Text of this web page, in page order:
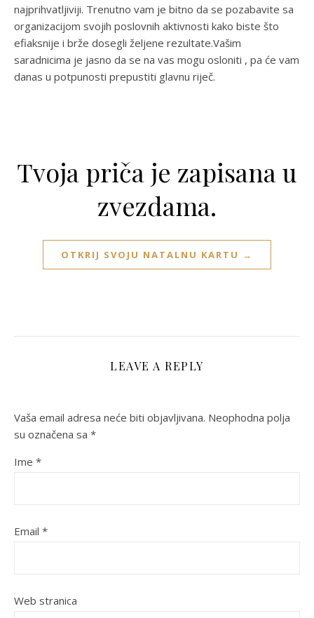
najprihvatljiviji. Trenutno vam je bitno da se pozabavite sa
organizacijom svojih poslovnih aktivnosti kako biste što
efiaksnije i brže dosegli željene rezultate.Vašim
saradnicima je jasno da se na vas mogu osloniti , pa će vam
danas u potpunosti prepustiti glavnu riječ.
Tvoja priča je zapisana u
zvezdama.
OTKRIJ SVOJU NATALNU KARTU →
LEAVE A REPLY
Vaša email adresa neće biti objavljivana. Neophodna polja
su označena sa *
Ime *
Email *
Web stranica